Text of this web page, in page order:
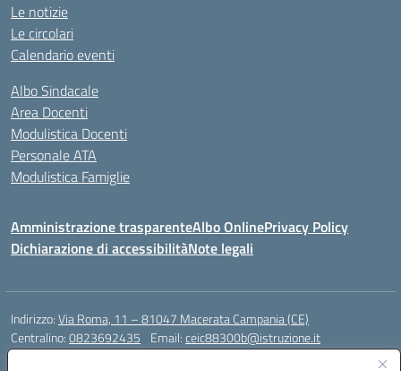
Le notizie
Le circolari
Calendario eventi
Albo Sindacale
Area Docenti
Modulistica Docenti
Personale ATA
Modulistica Famiglie
Amministrazione trasparenteAlbo OnlinePrivacy Policy
Dichiarazione di accessibilitàNote legali
Indirizzo:Via Roma, 11 – 81047 Macerata Campania (CE)
Centralino:0823692435 Email:ceic88300b@istruzione.it
Posta elettronica certificata (PEC):